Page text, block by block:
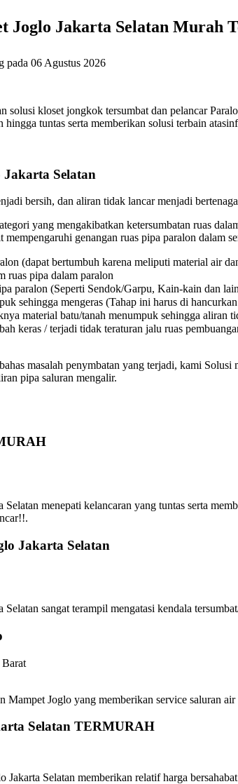
Joglo Jakarta Selatan Murah
pada 06 Agustus 2026
solusi kloset jongkok tersumbat dan pelancar
tuntas serta memberikan solusi terbain
Selatan
bersih, dan aliran tidak lancar menjadi
yang mengakibatkan ketersumbatan ruas
genangan ruas pipa paralon dalam
(dapat bertumbuh karena meliputi material air
ruas pipa dalam paralon
paralon (Seperti Sendok/Garpu, Kain-kain dan
sehingga mengeras (Tahap ini harus di
material batu/tanah menumpuk sehingga
keras / terjadi tidak teraturan jalu ruas
masalah penymbatan yang terjadi, kami
pipa saluran mengalir.
menepati kelancaran yang tuntas serta
Jakarta Selatan
sangat terampil mengatasi kendala
Joglo yang memberikan service saluran
Selatan TERMURAH
Jakarta Selatan memberikan relatif harga